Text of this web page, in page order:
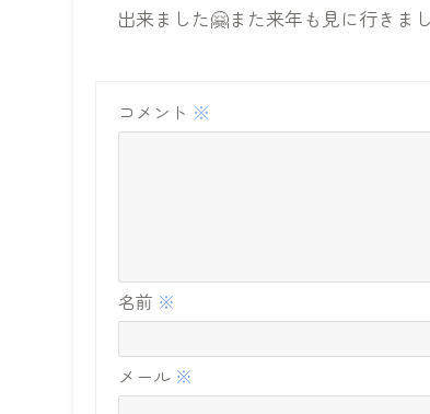
出来ました🤗また来年も見に行きま
コメント ※
名前 ※
メール ※